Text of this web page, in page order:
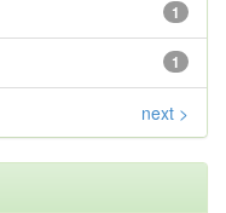
1
1
next >